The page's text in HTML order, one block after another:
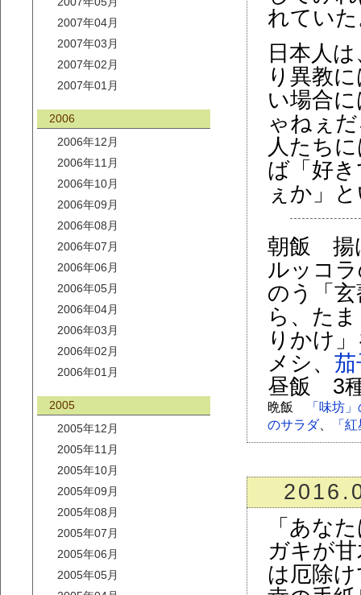
2007年04月
2007年03月
2007年02月
2007年01月
2006
2006年12月
2006年11月
2006年10月
2006年09月
2006年08月
2006年07月
2006年06月
2006年05月
2006年04月
2006年03月
2006年02月
2006年01月
2005
2005年12月
2005年11月
2005年10月
2005年09月
2005年08月
2005年07月
2005年06月
2005年05月
れてい
日本人
り異教
い場合
ゃねぇ
人たち
ば「好
ぇか」
朝飯 揚
ルッコ
のう「
ら、た
りかけ
メシ、
昼飯 3
晩飯
「味坊
のサラダ、 「
「あな
ガキが
は厄除